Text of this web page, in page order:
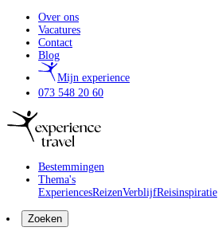
Over ons
Vacatures
Contact
Blog
Mijn experience
073 548 20 60
Bestemmingen
Thema's
ExperiencesReizenVerblijfReisinspiratie
Zoeken